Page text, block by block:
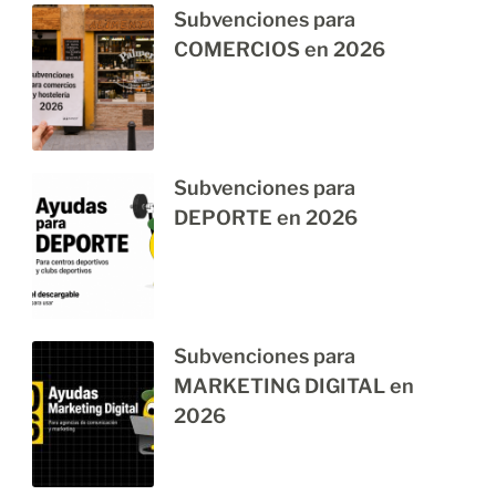
Subvenciones para
COMERCIOS en 2026
Subvenciones para
DEPORTE en 2026
Subvenciones para
MARKETING DIGITAL en
2026